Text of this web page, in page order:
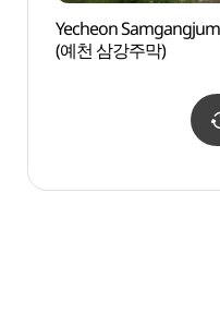
Yecheon
(예천 삼강주막)